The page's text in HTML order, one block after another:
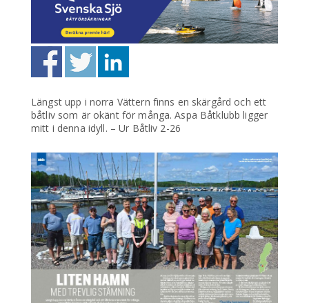
Längst upp i norra Vättern finns en skärgård och ett
båtliv som är okänt för många. Aspa Båtklubb ligger
mitt i denna idyll. – Ur Båtliv 2-26